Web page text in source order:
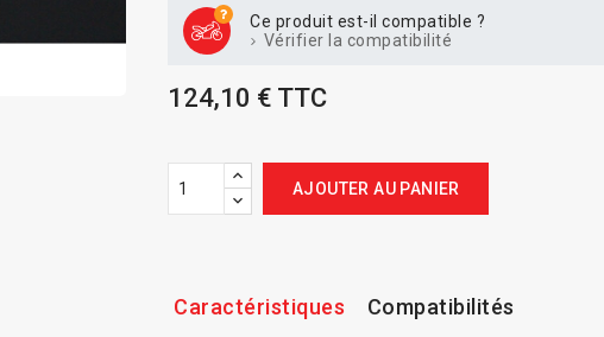
Ce produit est-il compatible ?
Vérifier la compatibilité
124,10 € TTC
AJOUTER AU PANIER
Caractéristiques Compatibilités